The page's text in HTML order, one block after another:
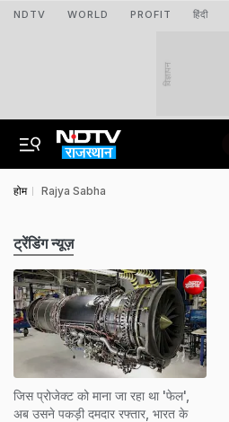
NDTV WORLD PROFIT हिंदी
विज्ञापन
होम Rajya Sabha
ट्रेंडिंग न्यूज़
जिस प्रोजेक्ट को माना जा रहा था 'फेल',
अब उसने पकड़ी दमदार रफ्तार, भारत के